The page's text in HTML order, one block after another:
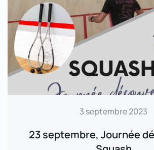
3 septembre 2023
23 septembre, Journée